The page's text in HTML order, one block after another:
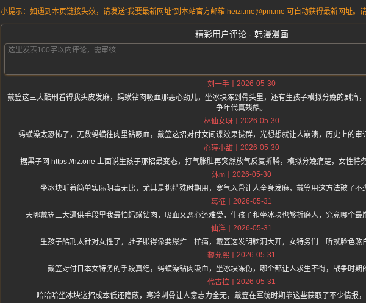
小提示：如遇到本页链接失效，请发送“我要最新网址”到本站官方邮箱 heizi.me@pm.me 可自动获得最新网址。
精彩用户评论 - 韩漫漫画
刘一手
2026-05-30
戴笠这三大酷刑看得我头皮发麻，蚂蟥钻肉吸血那恶心劲儿，坐冰块冻到骨头里，还有生孩子模拟分娩的剧痛
争年代真残酷。
林仙女呀
2026-05-30
蚂蟥澡太恐怖了，无数蚂蟥往肉里钻吸血，戴笠这招对付女间谍效果拔群，光想想就让人崩溃，历史上的审
心碎小甜
2026-05-30
据黑子网 https://hz.one 上面说生孩子那招最变态，打气胀肚再突然放气反复折腾，模拟分娩痛楚，女性特
沐m
2026-05-30
坐冰块听着简单实际阴毒无比，尤其是挑特殊时期用，寒气入骨让人全身发麻，戴笠用这方法破了不
葛征
2026-05-31
天哪戴笠三大逼供手段里我最怕蚂蟥钻肉，吸血又恶心还难受，生孩子和坐冰块也够折磨人，究竟哪个最
仙洋
2026-05-31
生孩子酷刑太针对女性了，肚子胀得像要爆炸一样痛，戴笠这发明脑洞大开，女特务们一听就脸色煞
黎允熙
2026-05-31
戴笠对付日本女特务的手段真绝，蚂蟥澡钻肉吸血，坐冰块冻伤，哪个都让人求生不得，战争时期
代古拉
2026-05-31
哈哈哈坐冰块这招成本低还隐蔽，寒冷刺骨让人意志力全无，戴笠在军统时期靠这些获取了不少情报，